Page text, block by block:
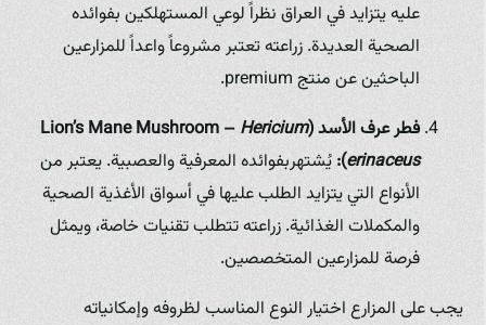
عليه يتزايد في العراق نظراً لوعي المستهلكين بفوائده
الصحية العديدة. زراعته تعتبر مشروعاً واعداً للمزارعين
الباحثين عن منتج premium.
فطر عرف الأسد (Lion’s Mane Mushroom –Hericium
erinaceus
):يُشتهربفوائده المعرفية والعصبية. يعتبر من
الأنواع التي يتزايد الطلب عليها في أسواق الأغذية الصحية
والمكملات الغذائية. زراعته تتطلب تقنيات خاصة، ويمثل
فرصة للمزارعين المتخصصين.
يجب على المزارع اختيار النوع المناسب لظروفه وإمكانياته